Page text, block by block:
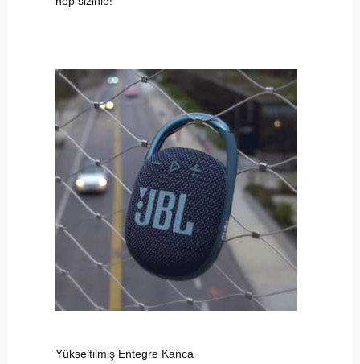
Yükseltilmiş Entegre Kanca